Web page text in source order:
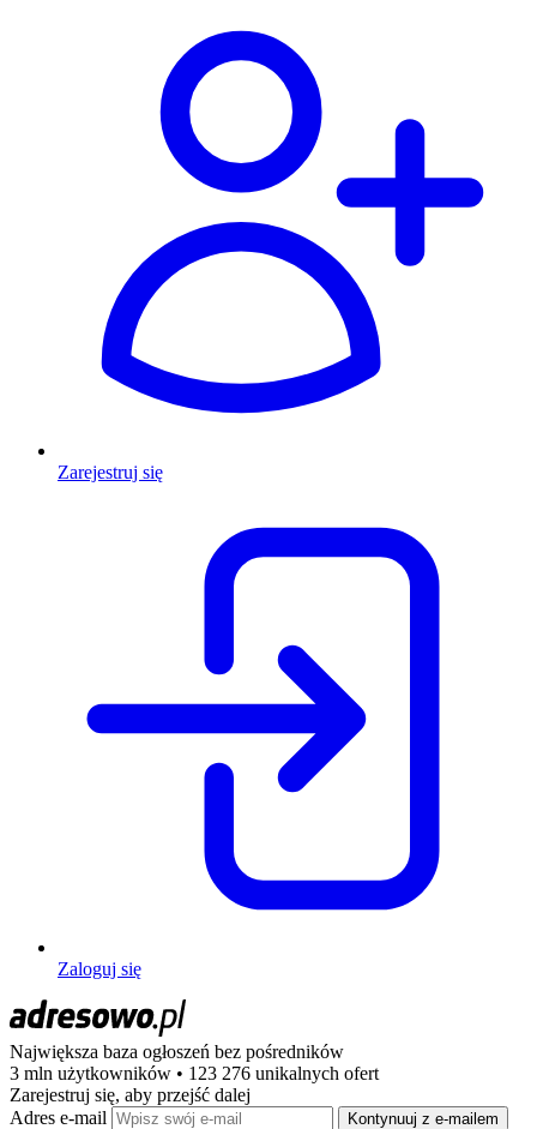
Zarejestruj się
Zaloguj się
Największa baza ogłoszeń bez pośredników
3 mln użytkowników • 123 276 unikalnych ofert
Zarejestruj się, aby przejść dalej
Adres e-mail
Kontynuuj z e-mailem